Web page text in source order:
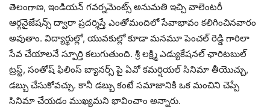
తెలంగాణ, ఇండియన్ గవర్నమెంట్స్ అనుమతి ఇచ్చి వాలెంటరీ
ఆర్గనైజేషన్స్ ద్వారా ప్రదర్శిస్తే ఎంతోమందిలో సేవాభావం కలిగించినవారం
అవుతాం. విద్యార్థుల్లో, యువకుల్లో కూడా మనమూ పెంచల్ రెడ్డి గారిలా
సేవ చేయాలనే స్పూర్తి కలుగుతుంది. శ్రీ లక్ష్మి ఎడ్యుకేషనల్ ఛారిటబుల్
ట్రస్ట్, సంతోష్ ఫిలింస్ బ్యానర్స్ పై ఏవో కమర్షియల్ సినిమా తీయొచ్చు,
డబ్బు చేసుకోవచ్చు. కానీ డబ్బు కంటే సమాజానికి ఒక మంచిని చెప్పే
సినిమా చేయడం ముఖ్యమని భావించాం అన్నారు.